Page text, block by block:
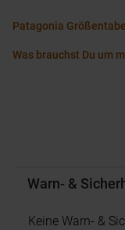
Patagonia
Was brauchst Du um
Warn- &
Keine Warn- &